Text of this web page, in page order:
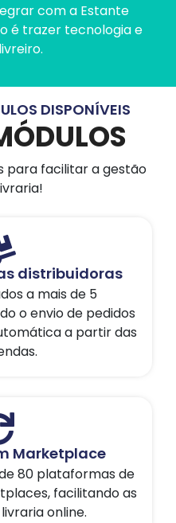
com a Estante
é trazer tecnologia e
DISPONÍVEIS
para facilitar a gestão
distribuidoras
a mais de 5
o envio de pedidos
a partir das
Marketplace
80 plataformas de
facilitando as
online.